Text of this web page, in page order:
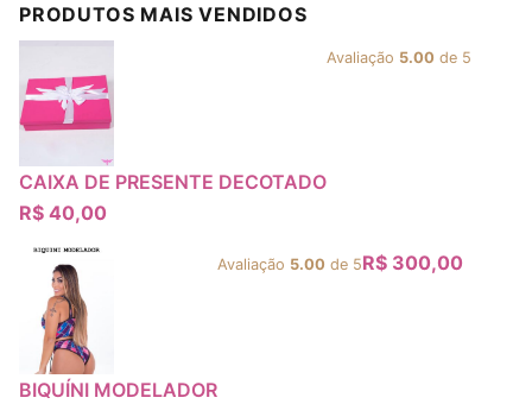
PRODUTOS MAIS VENDIDOS
CAIXA DE PRESENTE DECOTADO
Avaliação 5.00 de 5
R$ 40,00
BIQUÍNI MODELADOR
Avaliação 5.00 de 5R$ 300,00